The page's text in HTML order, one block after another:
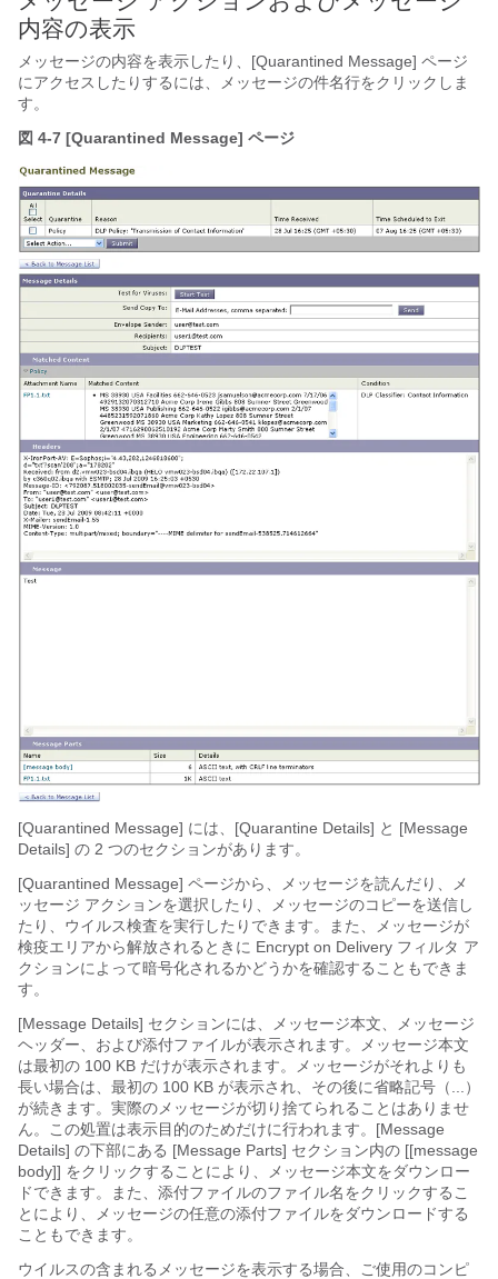
内容の表示
メッセージの内容を表示したり、[Quarantined Message] ページ
にアクセスしたりするには、メッセージの件名行をクリックしま
す。
図 4-7 [Quarantined Message] ページ
[Quarantined Message] には、[Quarantine Details] と [Message
Details] の 2 つのセクションがあります。
[Quarantined Message] ページから、メッセージを読んだり、メ
ッセージ アクションを選択したり、メッセージのコピーを送信し
たり、ウイルス検査を実行したりできます。また、メッセージが
検疫エリアから解放されるときに Encrypt on Delivery フィルタ ア
クションによって暗号化されるかどうかを確認することもできま
す。
[Message Details] セクションには、メッセージ本文、メッセージ
ヘッダー、および添付ファイルが表示されます。メッセージ本文
は最初の 100 KB だけが表示されます。メッセージがそれよりも
長い場合は、最初の 100 KB が表示され、その後に省略記号（...）
が続きます。実際のメッセージが切り捨てられることはありませ
ん。この処置は表示目的のためだけに行われます。[Message
Details] の下部にある [Message Parts] セクション内の [[message
body]] をクリックすることにより、メッセージ本文をダウンロー
ドできます。また、添付ファイルのファイル名をクリックするこ
とにより、メッセージの任意の添付ファイルをダウンロードする
こともできます。
ウイルスの含まれるメッセージを表示する場合、ご使用のコンピ